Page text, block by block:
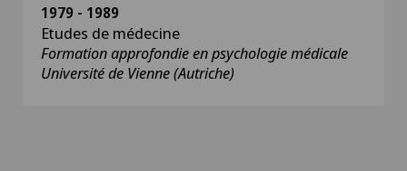
1979 - 1989
Etudes de médecine
Formation approfondie en psychologie médicale
Université de Vienne (Autriche)